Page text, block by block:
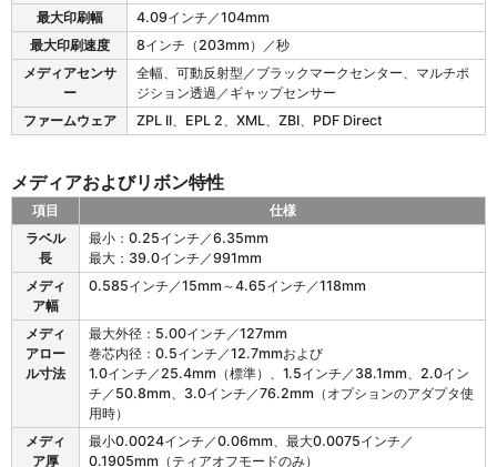
R
の
タ
最大印刷幅
4.09インチ／104mm
最大印刷速度
8インチ（203mm）／秒
メディアセンサ
ー
全幅、可動反射型／ブラックマークセンター、マルチポ
ジション透過／ギャップセンサー
ファームウェア
ZPL II、EPL 2、XML、ZBI、PDF Direct
メディアおよびリボン特性
6
ア
項目
仕様
ラベル
長
最小：0.25インチ／6.35mm
最大：39.0インチ／991mm
メディ
ア幅
0.585インチ／15mm～4.65インチ／118mm
メディ
アロー
ル寸法
最大外径：5.00インチ／127mm
巻芯内径：0.5インチ／12.7mmおよび
1.0インチ／25.4mm（標準）、1.5インチ／38.1mm、2.0イン
チ／50.8mm、3.0インチ／76.2mm（オプションのアダプタ使
用時）
メディ
ア厚
最小0.0024インチ／0.06mm、最大0.0075インチ／
0.1905mm（ティアオフモードのみ）